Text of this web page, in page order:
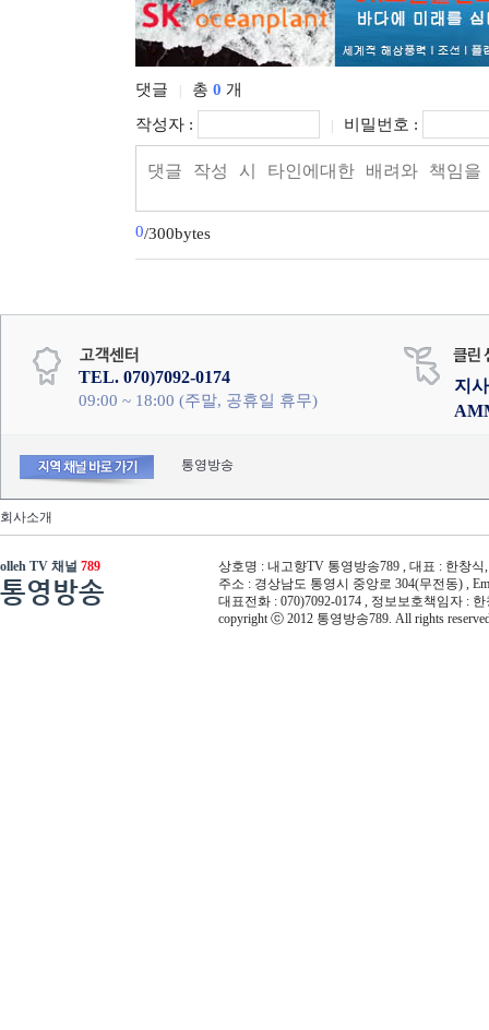
댓글 총 0 개
작성자 :
비밀번호 :
0/300bytes
TEL. 070)7092-0174
09:00 ~ 18:00 (주말, 공휴일 휴무)
지
통영방송
회사소개
olleh TV 채널 789
통영방송
상호명 : 내고향TV 통영방송789 , 대표 : 한창식
주소 : 경상남도 통영시 중앙로 304(무전동) ,
대표전화 : 070)7092-0174 , 정보보호책임자 :
copyright ⓒ 2012 통영방송789. All rights